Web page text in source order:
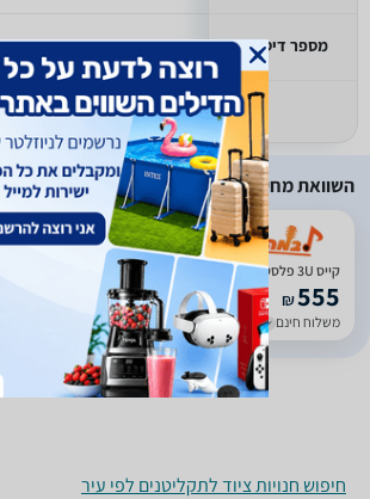
מספר דיסקים לא רלוונטי
למפרט המלא >>
השוואת מחירים
0
(
51
)
קייס 3U פלסטיק קצר Speedcase C ABS-3UM
₪555
משלוח חינם עד 5 ימי עסקים
חיפוש חנויות ציוד לתקליטנים לפי עיר